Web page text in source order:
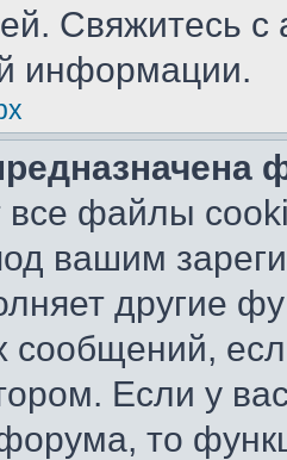
Свяжитесь
информации.
все файлы
вашим
другие
сообщений,
Если у
то